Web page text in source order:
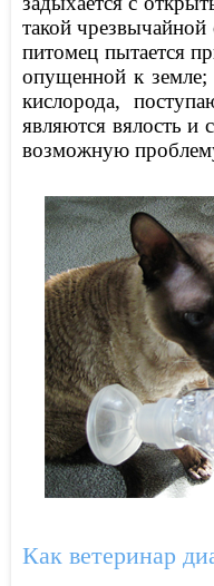
такой
питомец пытается
опущенной к
кислорода,
являются вялость
возможную
Как ветеринар